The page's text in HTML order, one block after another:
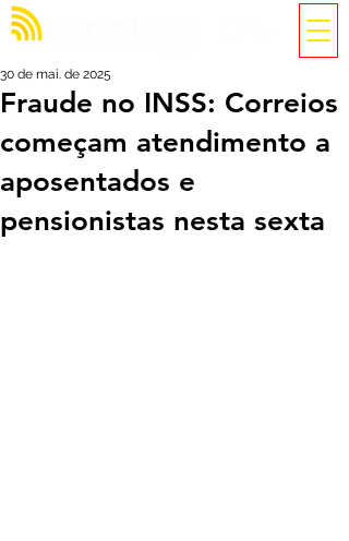
Fraude no INSS: Correios
começam atendimento a
aposentados e
pensionistas nesta sexta
30 de mai. de 2025